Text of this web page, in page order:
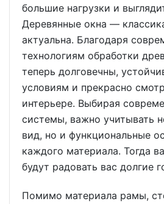
большие нагрузки и
Деревянные окна —
актуальна. Благодаря
технологиям обработки
теперь долговечны,
условиям и прекрасно
интерьере. Выбирая
системы, важно учитывать
вид, но и функциональные
каждого материала. Тогда
будут радовать вас долгие
Помимо материала рамы,